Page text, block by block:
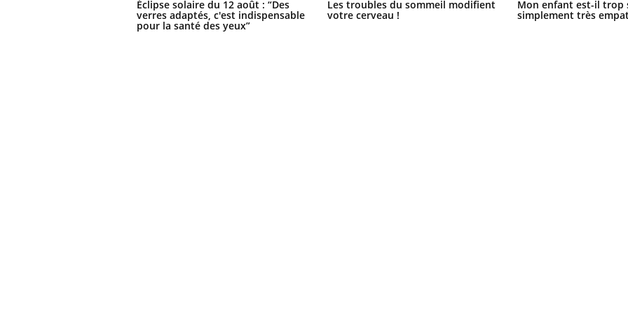
Éclipse solaire du 12 août : “Des
verres adaptés, c'est indispensable
pour la santé des yeux”
Les troubles du sommeil modifient
votre cerveau !
Mon enfant est-il trop
simplement très